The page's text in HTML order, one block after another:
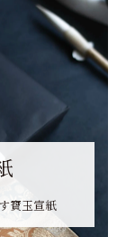
寶玉宣紙